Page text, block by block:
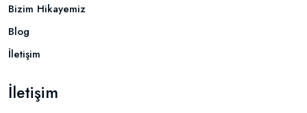
Bizim Hikayemiz
Blog
İletişim
İletişim